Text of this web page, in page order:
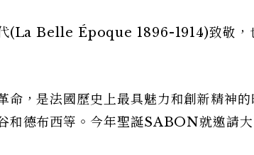
(La Belle Époque 1896-1914)致敬，
命，是法國歷史上最具魅力和創新精神
和德布西等。今年聖誕SABON就邀請